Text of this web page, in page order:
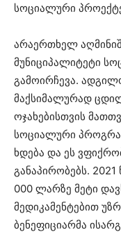
სოციალური
არაერთხელ
მუნიციპალიტეტი
გამოირჩევა.
მაქსიმალურად
ოჯახებისთვის
სოციალური
ხდება და ეს
განაპირობებს.
000 ლარზე მეტი
მედიკამენტებით
ბენეფიციარმა